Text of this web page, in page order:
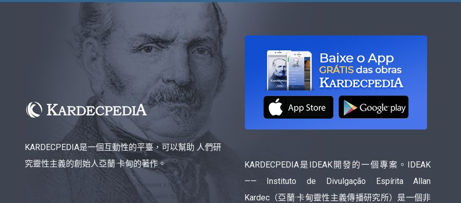
KARDECPEDIA是一個互動性的平臺，可以幫助 人們研
究靈性主義的創始人亞蘭·卡甸的著作。
KARDECPEDIA是IDEAK開發的一個專案。IDEAK
—— Instituto de Divulgação Espírita Allan
Kardec（亞蘭·卡甸靈性主義傳播研究所）是一個非